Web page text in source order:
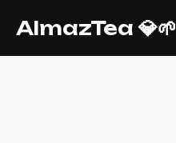
AlmazTea 💎🌱